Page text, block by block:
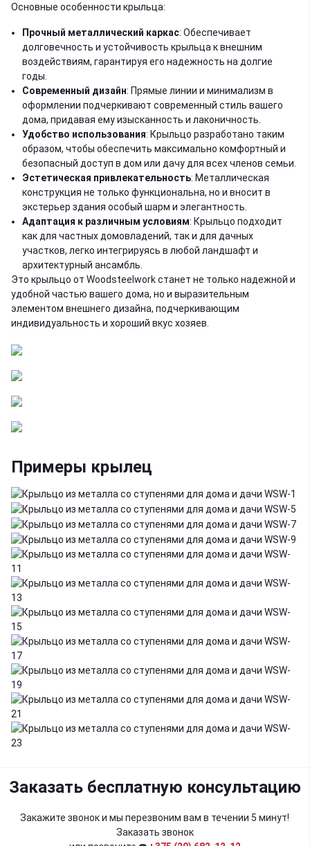
Основные особенности крыльца:
Прочный металлический каркас: Обеспечивает
долговечность и устойчивость крыльца к внешним
воздействиям, гарантируя его надежность на долгие
годы.
Современный дизайн: Прямые линии и минимализм в
оформлении подчеркивают современный стиль вашего
дома, придавая ему изысканность и лаконичность.
Удобство использования: Крыльцо разработано таким
образом, чтобы обеспечить максимально комфортный и
безопасный доступ в дом или дачу для всех членов семьи.
Эстетическая привлекательность: Металлическая
конструкция не только функциональна, но и вносит в
экстерьер здания особый шарм и элегантность.
Адаптация к различным условиям: Крыльцо подходит
как для частных домовладений, так и для дачных
участков, легко интегрируясь в любой ландшафт и
архитектурный ансамбль.
Это крыльцо от Woodsteelwork станет не только надежной и
удобной частью вашего дома, но и выразительным
элементом внешнего дизайна, подчеркивающим
индивидуальность и хороший вкус хозяев.
Примеры крылец
Заказать бесплатную консультацию
Закажите звонок и мы перезвоним вам в течении 5 минут!
Заказать звонок